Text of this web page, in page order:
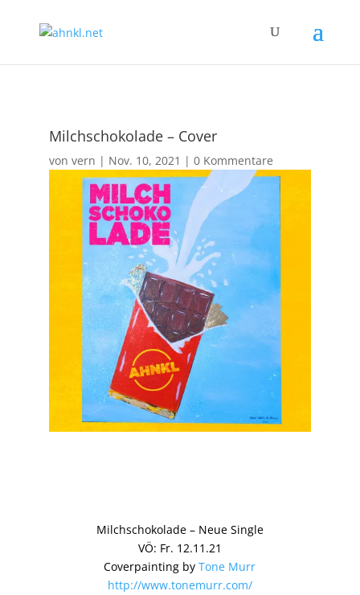
Milchschokolade – Cover
von vern | Nov. 10, 2021 | 0 Kommentare
Milchschokolade – Neue Single
VÖ: Fr. 12.11.21
Coverpainting byTone Murr
http://www.tonemurr.com/